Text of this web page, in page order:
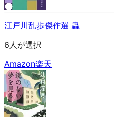
江戸川乱歩傑作選 蟲
6人が選択
Amazon楽天